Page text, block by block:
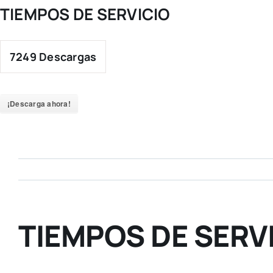
Skip
content
TIEMPOS DE SERVICIO
7249 Descargas
¡Descarga ahora!
TIEMPOS DE